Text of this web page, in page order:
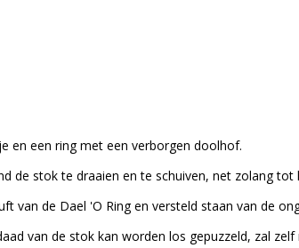
en een ring met een verborgen doolhof.
de stok te draaien en te schuiven, net zolang
van de Dael 'O Ring en versteld staan van de
van de stok kan worden los gepuzzeld, zal